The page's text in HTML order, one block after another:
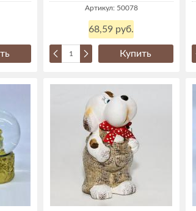
Артикул: 50078
68,59 руб.
Купить